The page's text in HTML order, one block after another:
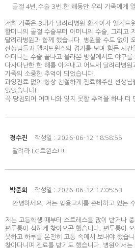
골절 4번,수술 3번.한 해동안 우리 가족에게
저희 가족은 3대가 달려라병원 환자이자 엘지트
할머니의 골절 수술부터 어머니의 수술, 그리고
달려라병원과 함께 했습니다. 병원을 수도 없이
선생님들과 엘지트윈스의 경기를 보며 힘든 시간
어머니는 수술 끝나고 올라온 병실에서도 야구를
다사다난한 한 해를 이겨내고 어느새 달려라병원
가족의 소중한 추억이 되었습니다.
과잉진료 없이 항상 친절하게 진료해주신 선생
있었습니다!
꼭 당첨되어 어머니와 잊지 못할 추억을 하나 더
정수진 작성일 : 2026-06-12 18:58:55
달려라 LG트윈스!!!!
박준희 작성일 : 2026-06-12 17:05:53
안녕하세요. 저는 임용고시를 준비하고 있는
저는 고등학생 때부터 스트레스를 많이 받거나
편두통이 심하게 찾아오곤 했습니다. 편두통이
못하고 하루를 온전히 고통 속에서 보내야 했습
찾아다니며 진료를 받기도 했습니다. 병원에서